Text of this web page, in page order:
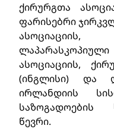
ქირურგთა
ფარისებრი
ასოციაციის,
(ინგლისი) და
ირლანდიის
საზოგადოების
წევრი.